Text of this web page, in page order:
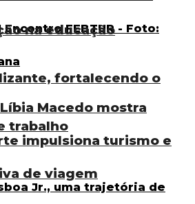
Macedo mostra
impulsiona turismo e
de viagem
na educação
fortalecendo o
trabalho